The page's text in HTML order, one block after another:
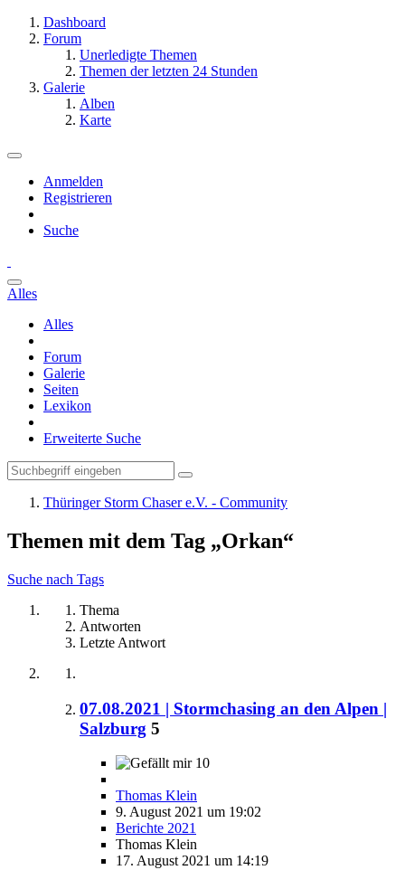
Dashboard
Forum
Unerledigte Themen
Themen der letzten 24 Stunden
Galerie
Alben
Karte
Anmelden
Registrieren
Suche
Alles
Alles
Forum
Galerie
Seiten
Lexikon
Erweiterte Suche
Thüringer Storm Chaser e.V. - Community
Themen mit dem Tag „Orkan“
Suche nach Tags
Thema
Antworten
Letzte Antwort
07.08.2021 | Stormchasing an den Alpen |
Salzburg 5
10
Thomas Klein
9. August 2021 um 19:02
Berichte 2021
Thomas Klein
17. August 2021 um 14:19